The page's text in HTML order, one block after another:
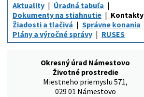
Aktuality
Úradná tabuľa
Dokumenty na stiahnutie
Kontakty
Žiadosti a tlačivá
Správne konania
Plány a výročné správy
RUSES
Okresný úrad Námestovo
Životné prostredie
Miestneho priemyslu 571,
029 01 Námestovo